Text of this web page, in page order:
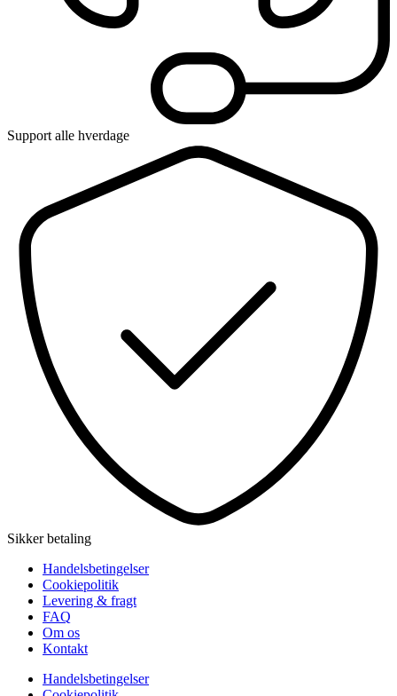
Support alle hverdage
Sikker betaling
Handelsbetingelser
Cookiepolitik
Levering & fragt
FAQ
Om os
Kontakt
Handelsbetingelser